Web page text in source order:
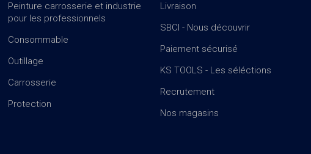
Peinture carrosserie et industrie
pour les professionnels
Consommable
Outillage
Carrosserie
Protection
Livraison
SBCI - Nous découvrir
Paiement sécurisé
KS TOOLS - Les séléctions
Recrutement
Nos magasins